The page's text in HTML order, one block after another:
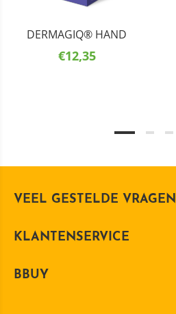
DERMAGIQ® HAND
€12,35
VEEL GESTELDE VRAGEN
KLANTENSERVICE
BBUY